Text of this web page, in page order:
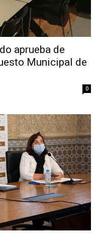
aprueba de
Municipal de
0